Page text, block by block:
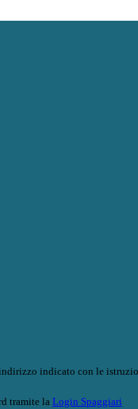
indicato con le
tramite la Login Spaggiari